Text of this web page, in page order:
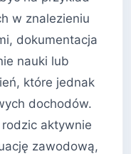
w znalezieniu
dokumentacja
nauki lub
które jednak
dochodów.
aktywnie
zawodową,